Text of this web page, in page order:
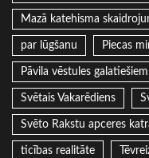
Mazā katehisma
par lūgšanu Piecas
Pāvila vēstules
Svētais Vakarēdiens
Svēto Rakstu apceres
ticības realitāte